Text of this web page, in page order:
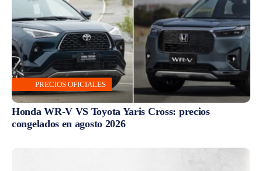
PRECIOS OFICIALES
Honda WR-V VS Toyota Yaris Cross: precios
congelados en agosto 2026